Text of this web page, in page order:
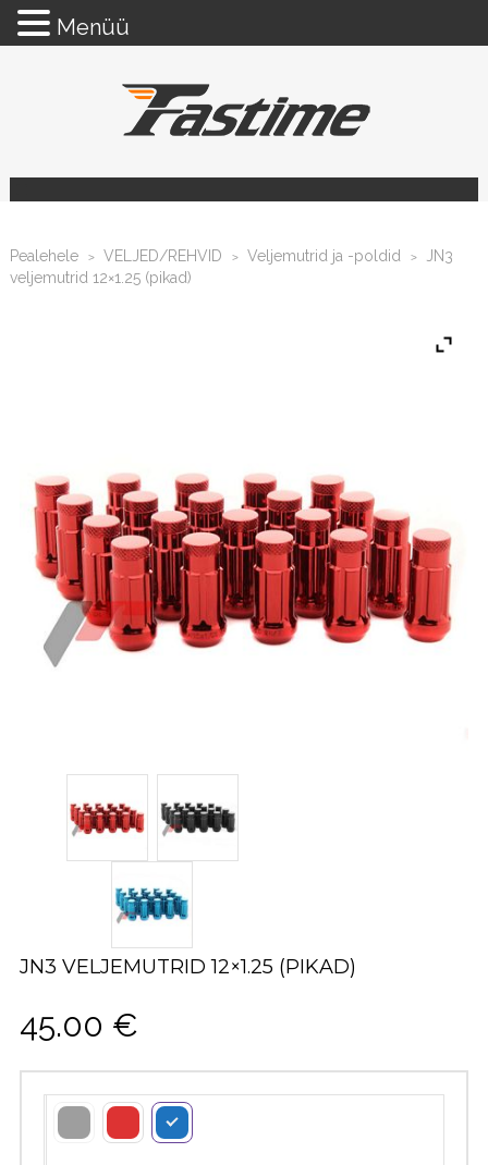
Pealehele > VELJED/REHVID > Veljemutrid ja -poldid >
JN3
veljemutrid 12×1.25 (pikad)
JN3 VELJEMUTRID 12×1.25 (PIKAD)
45.00 €
Menüü